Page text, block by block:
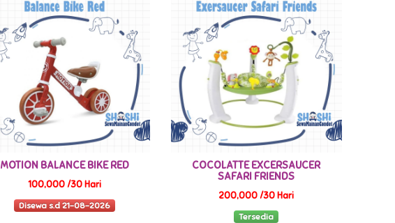
MOTION BALANCE BIKE RED
100,000 /30 Hari
Disewa s.d 21-08-2026
COCOLATTE EXCERSAUCER
SAFARI FRIENDS
200,000 /30 Hari
Tersedia